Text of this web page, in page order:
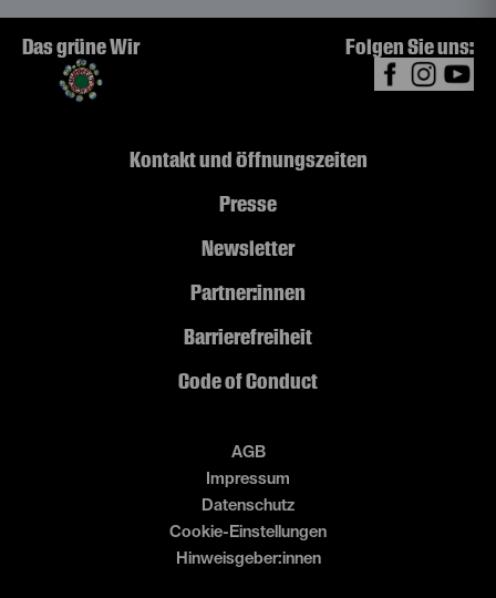
Das grüne Wir Folgen Sie uns:
Kontakt und Öffnungszeiten
Presse
Newsletter
Partner:innen
Barrierefreiheit
Code of Conduct
AGB
Impressum
Datenschutz
Cookie-Einstellungen
Hinweisgeber:innen